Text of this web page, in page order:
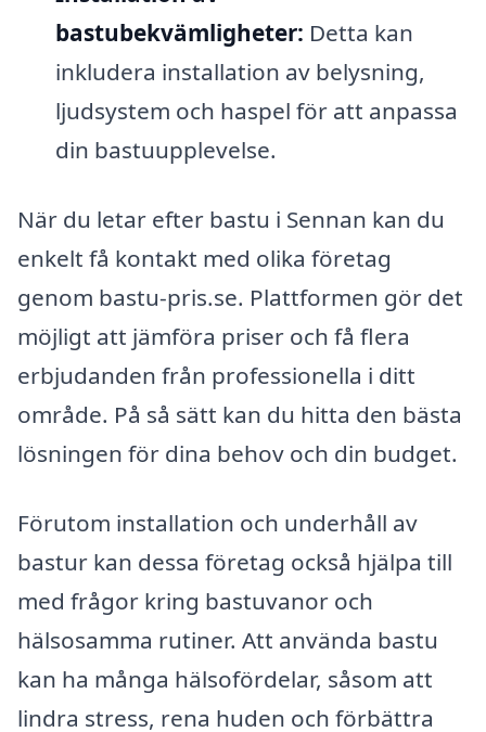
bastubekvämligheter: Detta kan
inkludera installation av belysning,
ljudsystem och haspel för att anpassa
din bastuupplevelse.
När du letar efter bastu i Sennan kan du
enkelt få kontakt med olika företag
genom bastu-pris.se. Plattformen gör det
möjligt att jämföra priser och få flera
erbjudanden från professionella i ditt
område. På så sätt kan du hitta den bästa
lösningen för dina behov och din budget.
Förutom installation och underhåll av
bastur kan dessa företag också hjälpa till
med frågor kring bastuvanor och
hälsosamma rutiner. Att använda bastu
kan ha många hälsofördelar, såsom att
lindra stress, rena huden och förbättra